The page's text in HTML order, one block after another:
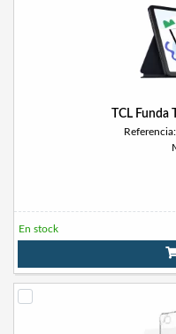
TCL
En stock